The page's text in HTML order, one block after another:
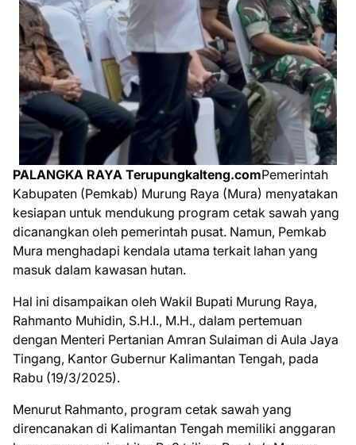
PALANGKA RAYA Terupungkalteng.comPemerintah
Kabupaten (Pemkab) Murung Raya (Mura) menyatakan
kesiapan untuk mendukung program cetak sawah yang
dicanangkan oleh pemerintah pusat. Namun, Pemkab
Mura menghadapi kendala utama terkait lahan yang
masuk dalam kawasan hutan.
Hal ini disampaikan oleh Wakil Bupati Murung Raya,
Rahmanto Muhidin, S.H.I., M.H., dalam pertemuan
dengan Menteri Pertanian Amran Sulaiman di Aula Jaya
Tingang, Kantor Gubernur Kalimantan Tengah, pada
Rabu (19/3/2025).
Menurut Rahmanto, program cetak sawah yang
direncanakan di Kalimantan Tengah memiliki anggaran